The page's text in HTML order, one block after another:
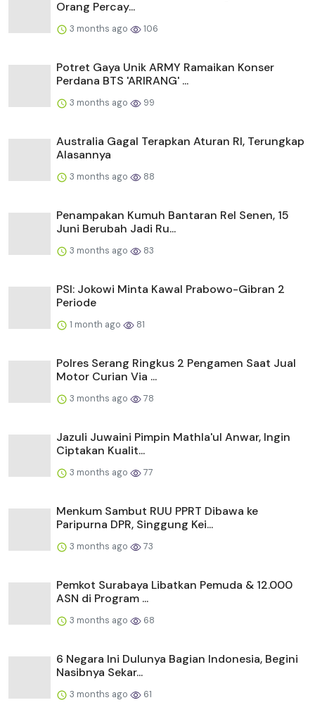
Orang Percay...
3 months ago 106
Potret Gaya Unik ARMY Ramaikan Konser
Perdana BTS 'ARIRANG' ...
3 months ago 99
Australia Gagal Terapkan Aturan RI, Terungkap
Alasannya
3 months ago 88
Penampakan Kumuh Bantaran Rel Senen, 15
Juni Berubah Jadi Ru...
3 months ago 83
PSI: Jokowi Minta Kawal Prabowo-Gibran 2
Periode
1 month ago 81
Polres Serang Ringkus 2 Pengamen Saat Jual
Motor Curian Via ...
3 months ago 78
Jazuli Juwaini Pimpin Mathla'ul Anwar, Ingin
Ciptakan Kualit...
3 months ago 77
Menkum Sambut RUU PPRT Dibawa ke
Paripurna DPR, Singgung Kei...
3 months ago 73
Pemkot Surabaya Libatkan Pemuda & 12.000
ASN di Program ...
3 months ago 68
6 Negara Ini Dulunya Bagian Indonesia, Begini
Nasibnya Sekar...
3 months ago 61